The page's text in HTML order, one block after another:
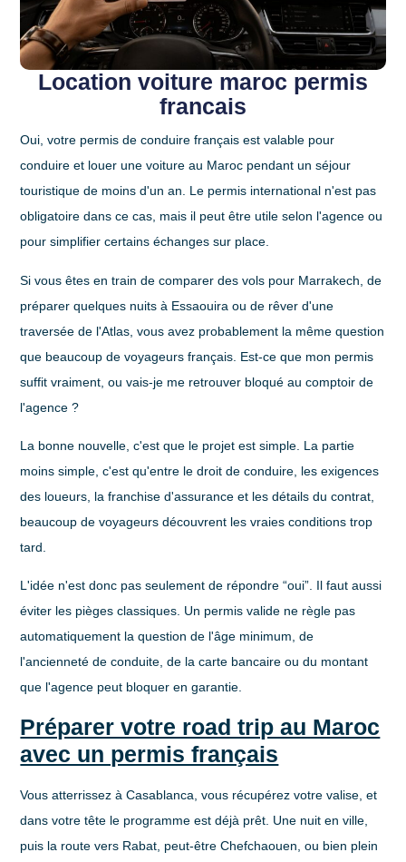
Location voiture maroc permis
francais
Oui, votre permis de conduire français est valable pour
conduire et louer une voiture au Maroc pendant un séjour
touristique de moins d'un an. Le permis international n'est pas
obligatoire dans ce cas, mais il peut être utile selon l'agence ou
pour simplifier certains échanges sur place.
Si vous êtes en train de comparer des vols pour Marrakech, de
préparer quelques nuits à Essaouira ou de rêver d'une
traversée de l'Atlas, vous avez probablement la même question
que beaucoup de voyageurs français. Est-ce que mon permis
suffit vraiment, ou vais-je me retrouver bloqué au comptoir de
l'agence ?
La bonne nouvelle, c'est que le projet est simple. La partie
moins simple, c'est qu'entre le droit de conduire, les exigences
des loueurs, la franchise d'assurance et les détails du contrat,
beaucoup de voyageurs découvrent les vraies conditions trop
tard.
L'idée n'est donc pas seulement de répondre “oui”. Il faut aussi
éviter les pièges classiques. Un permis valide ne règle pas
automatiquement la question de l'âge minimum, de
l'ancienneté de conduite, de la carte bancaire ou du montant
que l'agence peut bloquer en garantie.
Préparer votre road trip au Maroc
avec un permis français
Vous atterrissez à Casablanca, vous récupérez votre valise, et
dans votre tête le programme est déjà prêt. Une nuit en ville,
puis la route vers Rabat, peut-être Chefchaouen, ou bien plein